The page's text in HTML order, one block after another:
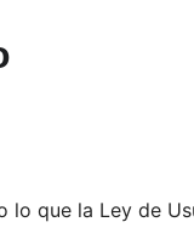
lo que la Ley de